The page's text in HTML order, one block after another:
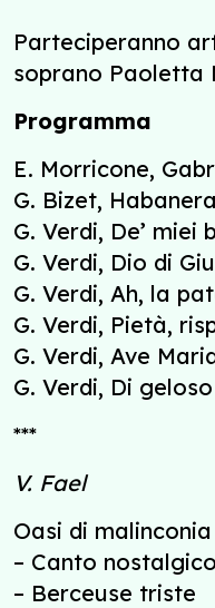
Parteciperanno
soprano Paoletta
Programma
E. Morricone,
G. Bizet,
G. Verdi, De’
G. Verdi, Dio di
G. Verdi, Ah, la
G. Verdi, Pietà,
G. Verdi, Ave
G. Verdi, Di
***
V. Fael
Oasi di malinconia
– Canto nostalgico
– Berceuse triste